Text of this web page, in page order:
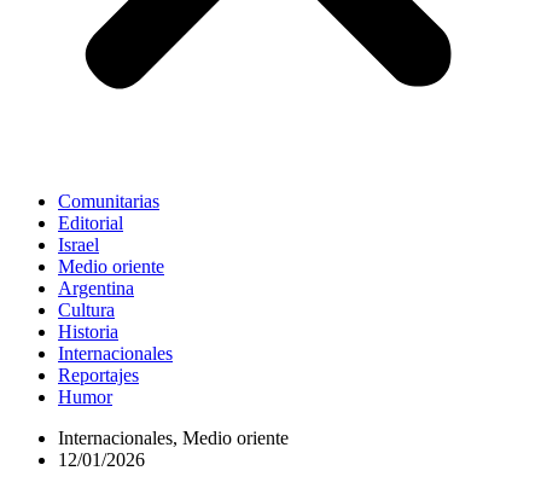
Comunitarias
Editorial
Israel
Medio oriente
Argentina
Cultura
Historia
Internacionales
Reportajes
Humor
Internacionales, Medio oriente
12/01/2026